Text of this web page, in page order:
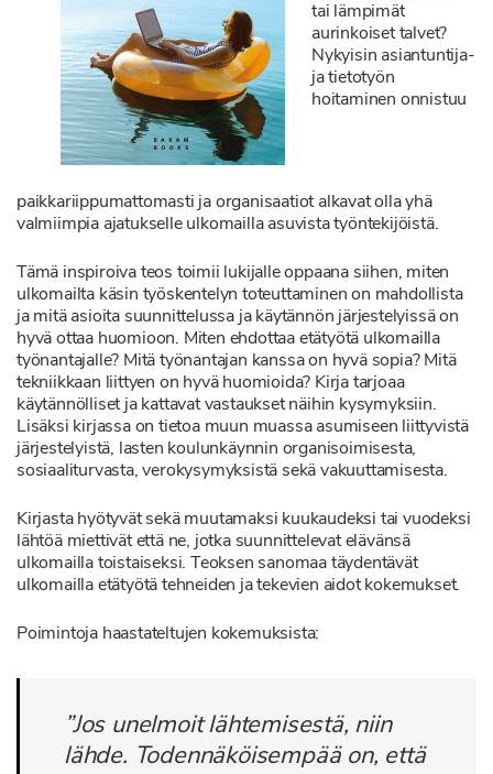
tai lämpimät
aurinkoiset talvet?
Nykyisin asiantuntija-
ja tietotyön
hoitaminen onnistuu
paikkariippumattomasti ja organisaatiot alkavat olla yhä
valmiimpia ajatukselle ulkomailla asuvista työntekijöistä.
Tämä inspiroiva teos toimii lukijalle oppaana siihen, miten
ulkomailta käsin työskentelyn toteuttaminen on mahdollista
ja mitä asioita suunnittelussa ja käytännön järjestelyissä on
hyvä ottaa huomioon. Miten ehdottaa etätyötä ulkomailla
työnantajalle? Mitä työnantajan kanssa on hyvä sopia? Mitä
tekniikkaan liittyen on hyvä huomioida? Kirja tarjoaa
käytännölliset ja kattavat vastaukset näihin kysymyksiin.
Lisäksi kirjassa on tietoa muun muassa asumiseen liittyvistä
järjestelyistä, lasten koulunkäynnin organisoimisesta,
sosiaaliturvasta, verokysymyksistä sekä vakuuttamisesta.
Kirjasta hyötyvät sekä muutamaksi kuukaudeksi tai vuodeksi
lähtöä miettivät että ne, jotka suunnittelevat elävänsä
ulkomailla toistaiseksi. Teoksen sanomaa täydentävät
ulkomailla etätyötä tehneiden ja tekevien aidot kokemukset.
Poimintoja haastateltujen kokemuksista:
”Jos unelmoit lähtemisestä, niin
lähde. Todennäköisempää on, että